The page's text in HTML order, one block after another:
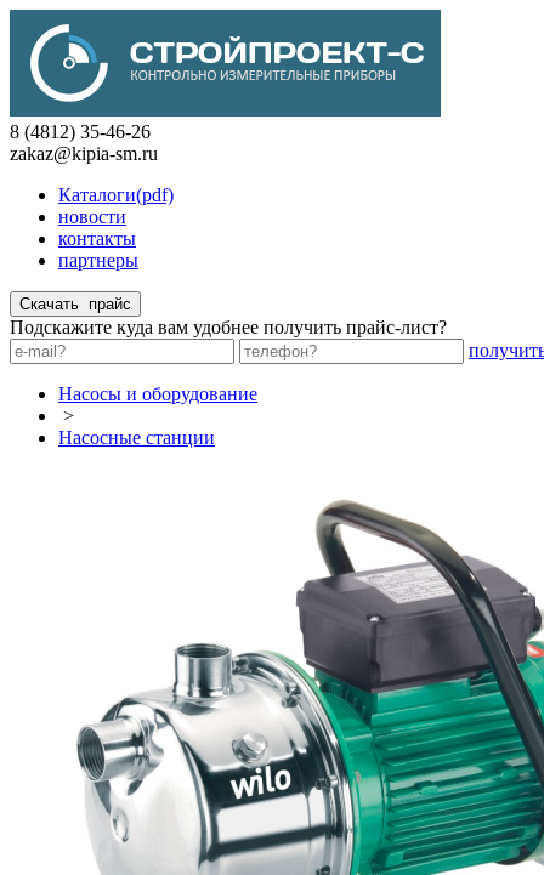
8 (4812) 35-46-26
zakaz@kipia-sm.ru
Каталоги(pdf)
новости
контакты
партнеры
Подскажите куда вам удобнее получить прайс-лист?
Насосы и оборудование
>
Насосные станции